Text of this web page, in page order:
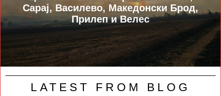
Сарај, Василево, Македонски Брод,
Прилеп и Велес
LATEST FROM BLOG